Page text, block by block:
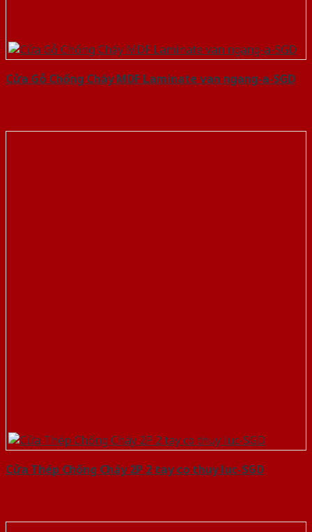
Cửa Gỗ Chống Cháy MDF Laminate van ngang-a-SGD
Cửa Thép Chống Cháy 2P 2 tay co thuy luc-SGD